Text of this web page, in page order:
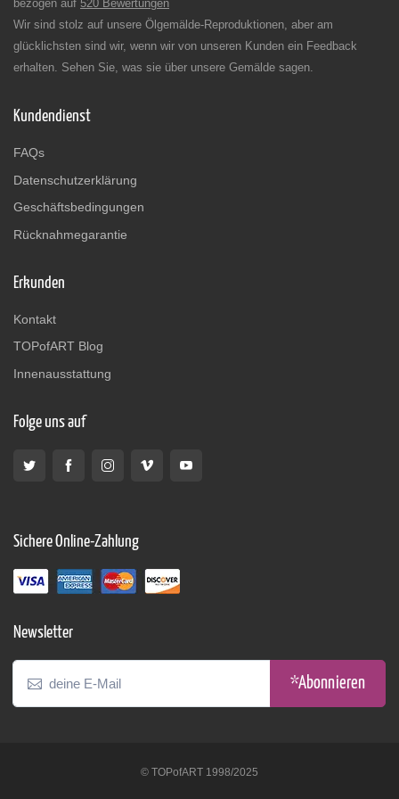
bezogen auf 520 Bewertungen
Wir sind stolz auf unsere Ölgemälde-Reproduktionen, aber am
glücklichsten sind wir, wenn wir von unseren Kunden ein Feedback
erhalten. Sehen Sie, was sie über unsere Gemälde sagen.
Kundendienst
FAQs
Datenschutzerklärung
Geschäftsbedingungen
Rücknahmegarantie
Erkunden
Kontakt
TOPofART Blog
Innenausstattung
Folge uns auf
Sichere Online-Zahlung
Newsletter
*Abonnieren
© TOPofART 1998/2025